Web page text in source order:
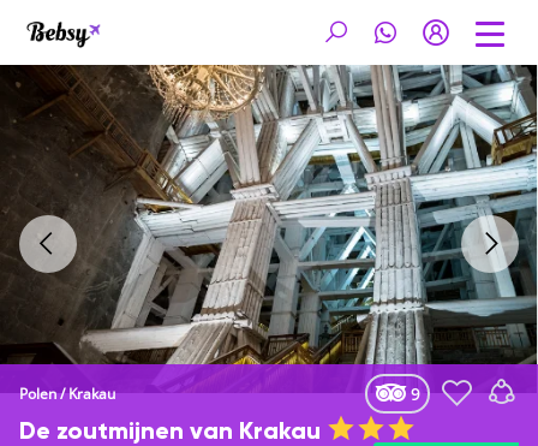
Polen/Krakau 9
De zoutmijnen van Krakau